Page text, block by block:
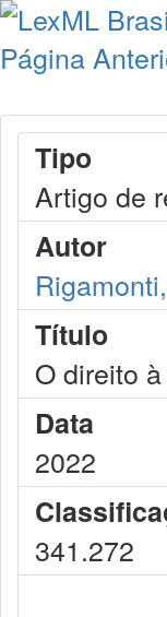
Página
Tipo
Artigo de
Autor
Título
O direito
Data
2022
341.272